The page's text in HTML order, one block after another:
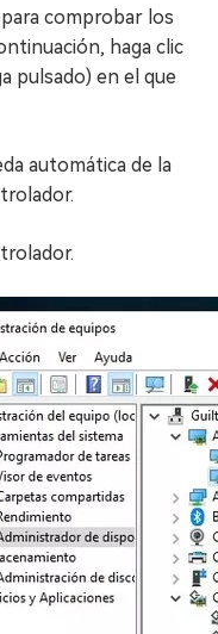
comprobar los
haga clic
pulsado) en el que
automática de la